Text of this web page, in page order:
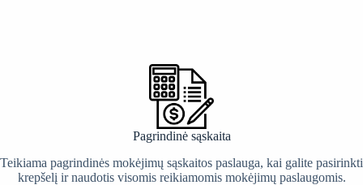
Pagrindinė sąskaita
Teikiama pagrindinės mokėjimų sąskaitos paslauga, kai galite pasirinkti
krepšelį ir naudotis visomis reikiamomis mokėjimų paslaugomis.